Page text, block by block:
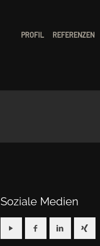
PROFIL REFERENZEN
Soziale Medien